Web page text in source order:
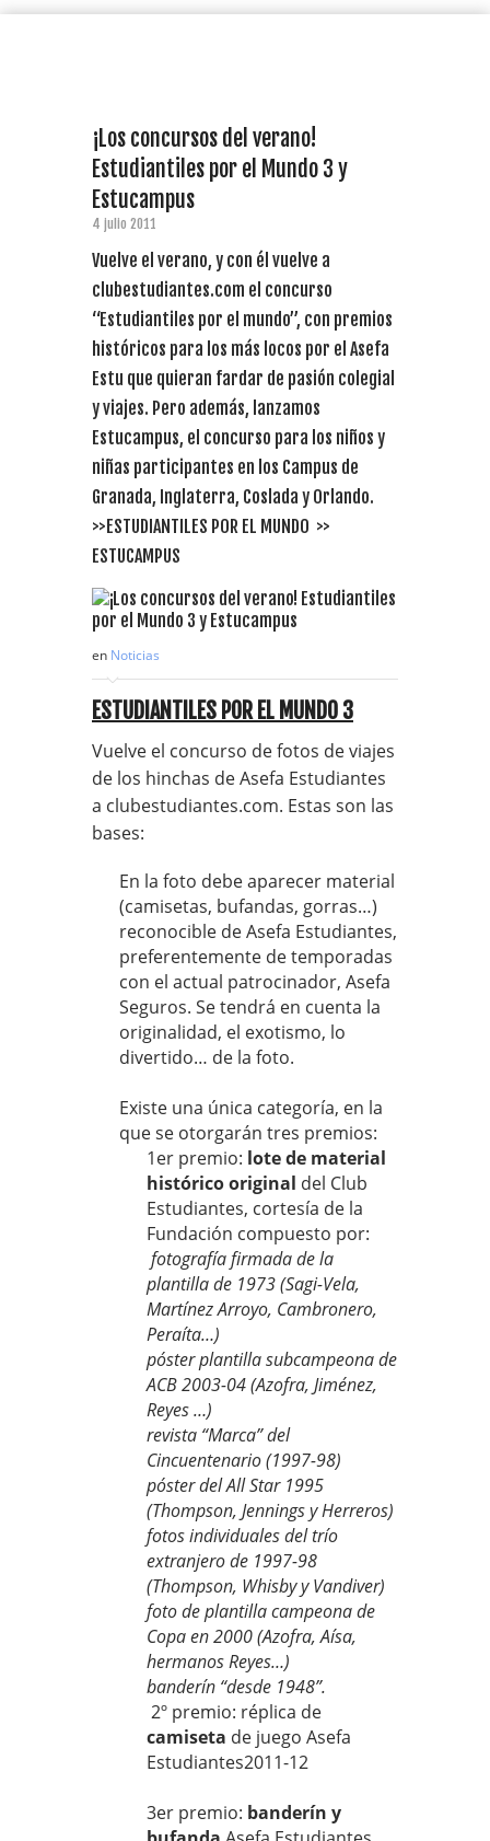
¡Los concursos del verano!
Estudiantiles por el Mundo 3 y
Estucampus
4 julio 2011
Vuelve el verano, y con él vuelve a
clubestudiantes.com el concurso
“Estudiantiles por el mundo”, con premios
históricos para los más locos por el Asefa
Estu que quieran fardar de pasión colegial
y viajes. Pero además, lanzamos
Estucampus, el concurso para los niños y
niñas participantes en los Campus de
Granada, Inglaterra, Coslada y Orlando.
>>ESTUDIANTILES POR EL MUNDO >>
ESTUCAMPUS
en Noticias
ESTUDIANTILES POR EL MUNDO 3
Vuelve el concurso de fotos de viajes
de los hinchas de Asefa Estudiantes
a clubestudiantes.com. Estas son las
bases:
En la foto debe aparecer material
(camisetas, bufandas, gorras…)
reconocible de Asefa Estudiantes,
preferentemente de temporadas
con el actual patrocinador, Asefa
Seguros. Se tendrá en cuenta la
originalidad, el exotismo, lo
divertido… de la foto.
Existe una única categoría, en la
que se otorgarán tres premios:
1er premio: lote de material
histórico original del Club
Estudiantes, cortesía de la
Fundación compuesto por:
fotografía firmada de la
plantilla de 1973 (Sagi-Vela,
Martínez Arroyo, Cambronero,
Peraíta…)
póster plantilla subcampeona de
ACB 2003-04 (Azofra, Jiménez,
Reyes …)
revista “Marca” del
Cincuentenario (1997-98)
póster del All Star 1995
(Thompson, Jennings y Herreros)
fotos individuales del trío
extranjero de 1997-98
(Thompson, Whisby y Vandiver)
foto de plantilla campeona de
Copa en 2000 (Azofra, Aísa,
hermanos Reyes…)
banderín “desde 1948”.
2º premio: réplica de
camiseta de juego Asefa
Estudiantes2011-12
3er premio: banderín y